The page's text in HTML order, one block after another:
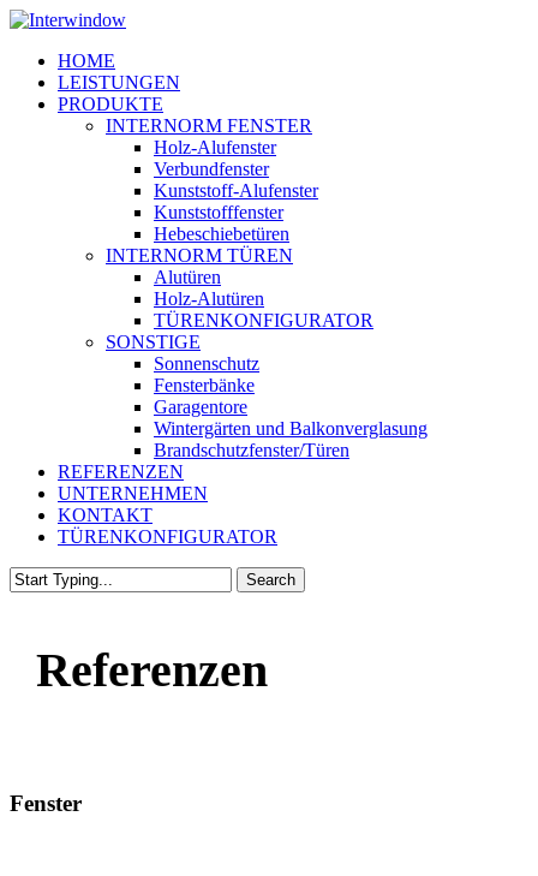
Skip
main
content
Menu
HOME
LEISTUNGEN
PRODUKTE
INTERNORM FENSTER
Holz-Alufenster
Verbundfenster
Kunststoff-Alufenster
Kunststofffenster
Hebeschiebetüren
INTERNORM TÜREN
Alutüren
Holz-Alutüren
TÜRENKONFIGURATOR
SONSTIGE
Sonnenschutz
Fensterbänke
Garagentore
Wintergärten und Balkonverglasung
Brandschutzfenster/Türen
REFERENZEN
UNTERNEHMEN
KONTAKT
TÜRENKONFIGURATOR
Search
Referenzen
Fenster